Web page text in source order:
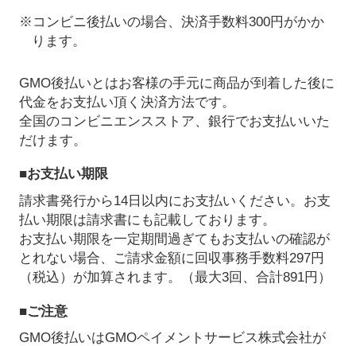
※コンビニ後払いの場合、決済手数料300円がかか
ります。
GMO後払いとはお客様の手元に商品が到着した後に
代金をお支払い頂く決済方法です。
全国のコンビニエンスストア、銀行でお支払いいた
だけます。
■お支払い期限
請求書発行から14日以内にお支払いください。お支
払い期限は請求書にも記載しております。
お支払い期限を一定期間過ぎてもお支払いの確認が
とれない場合、ご請求金額に回収事務手数料297円
（税込）が加算されます。（最大3回、合計891円）
■ご注意
GMO後払いはGMOペイメントサービス株式会社が